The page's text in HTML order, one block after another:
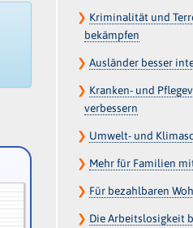
❯ Kriminalität und
bekämpfen
❯ Ausländer besser
❯ Kranken- und
verbessern
❯ Umwelt- und
❯ Mehr für Familien
❯ Für bezahlbaren
❯ Die Arbeitslosigkeit